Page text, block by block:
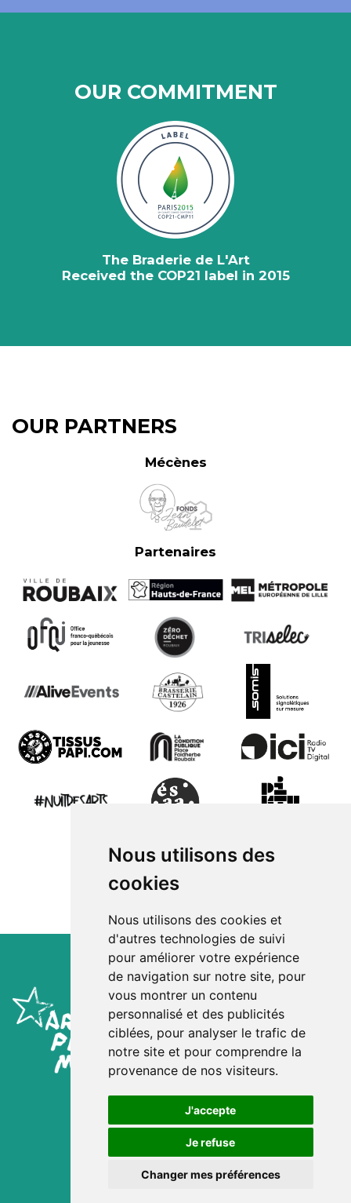
Nous utilisons des
cookies
Nous utilisons des cookies et
d'autres technologies de suivi
pour améliorer votre expérience
de navigation sur notre site, pour
vous montrer un contenu
personnalisé et des publicités
ciblées, pour analyser le trafic de
notre site et pour comprendre la
provenance de nos visiteurs.
J'accepte
Je refuse
Changer mes préférences
OUR COMMITMENT
The Braderie de L'Art
Received the COP21 label in 2015
OUR PARTNERS
Mécènes
Partenaires